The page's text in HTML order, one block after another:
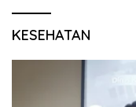
KESEHATAN